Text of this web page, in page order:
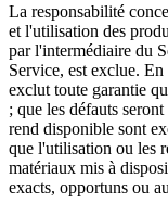
La responsabilité
et l'utilisation des
par l'intermédiaire du
Service, est exclue.
exclut toute garantie
; que les défauts
rend disponible sont
que l'utilisation ou les
matériaux mis à
exacts, opportuns ou